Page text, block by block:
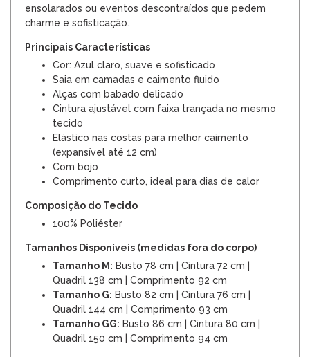
ensolarados ou eventos descontraídos que pedem
charme e sofisticação.
Principais Características
Cor: Azul claro, suave e sofisticado
Saia em camadas e caimento fluido
Alças com babado delicado
Cintura ajustável com faixa trançada no mesmo
tecido
Elástico nas costas para melhor caimento
(expansível até 12 cm)
Com bojo
Comprimento curto, ideal para dias de calor
Composição do Tecido
100% Poliéster
Tamanhos Disponíveis (medidas fora do corpo)
Tamanho M: Busto 78 cm | Cintura 72 cm |
Quadril 138 cm | Comprimento 92 cm
Tamanho G: Busto 82 cm | Cintura 76 cm |
Quadril 144 cm | Comprimento 93 cm
Tamanho GG: Busto 86 cm | Cintura 80 cm |
Quadril 150 cm | Comprimento 94 cm